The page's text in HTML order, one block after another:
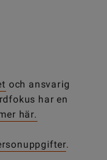
och ansvarig
har en
här.
.